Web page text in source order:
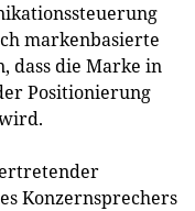
markenbasierte
dass die Marke in
Positionierung
Konzernsprechers